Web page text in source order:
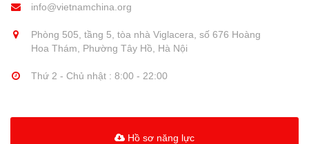
info@vietnamchina.org
Phòng 505, tầng 5, tòa nhà Viglacera, số 676 Hoàng
Hoa Thám, Phường Tây Hồ, Hà Nội
Thứ 2 - Chủ nhật : 8:00 - 22:00
Hồ sơ năng lực